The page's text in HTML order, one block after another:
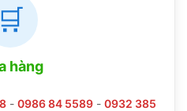
🛒
hàng
- 0986 84 5589 - 0932 385